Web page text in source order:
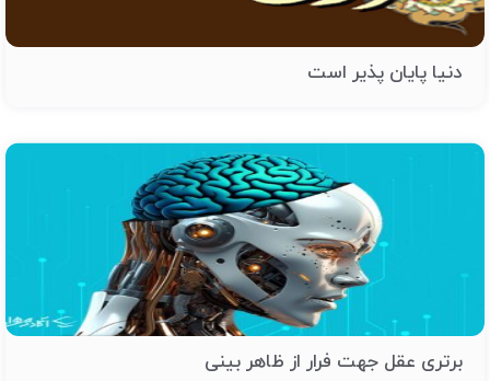
دنیا پایان پذیر است
برتری عقل جهت فرار از ظاهر بینی